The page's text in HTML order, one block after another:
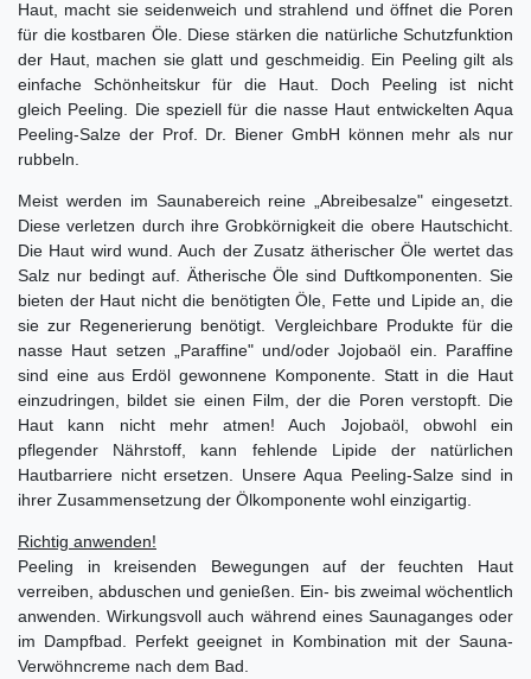
Haut, macht sie seidenweich und strahlend und öffnet die Poren
für die kostbaren Öle. Diese stärken die natürliche Schutzfunktion
der Haut, machen sie glatt und geschmeidig. Ein Peeling gilt als
einfache Schönheitskur für die Haut. Doch Peeling ist nicht
gleich Peeling. Die speziell für die nasse Haut entwickelten Aqua
Peeling-Salze der Prof. Dr. Biener GmbH können mehr als nur
rubbeln.
Meist werden im Saunabereich reine „Abreibesalze" eingesetzt.
Diese verletzen durch ihre Grobkörnigkeit die obere Hautschicht.
Die Haut wird wund. Auch der Zusatz ätherischer Öle wertet das
Salz nur bedingt auf. Ätherische Öle sind Duftkomponenten. Sie
bieten der Haut nicht die benötigten Öle, Fette und Lipide an, die
sie zur Regenerierung benötigt. Vergleichbare Produkte für die
nasse Haut setzen „Paraffine" und/oder Jojobaöl ein. Paraffine
sind eine aus Erdöl gewonnene Komponente. Statt in die Haut
einzudringen, bildet sie einen Film, der die Poren verstopft. Die
Haut kann nicht mehr atmen! Auch Jojobaöl, obwohl ein
pflegender Nährstoff, kann fehlende Lipide der natürlichen
Hautbarriere nicht ersetzen. Unsere Aqua Peeling-Salze sind in
ihrer Zusammensetzung der Ölkomponente wohl einzigartig.
Richtig anwenden!
Peeling in kreisenden Bewegungen auf der feuchten Haut
verreiben, abduschen und genießen. Ein- bis zweimal wöchentlich
anwenden. Wirkungsvoll auch während eines Saunaganges oder
im Dampfbad. Perfekt geeignet in Kombination mit der Sauna-
Verwöhncreme nach dem Bad.